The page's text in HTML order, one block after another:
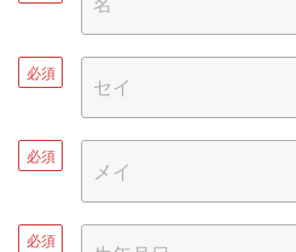
必須
必須
必須